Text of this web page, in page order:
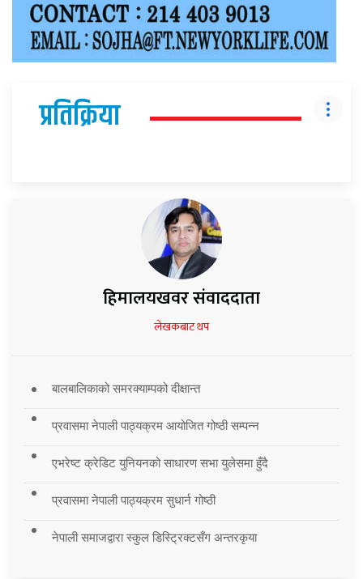
प्रतिक्रिया
हिमालयखवर संवाददाता
लेखकबाट थप
बालबालिकाको समरक्याम्पको दीक्षान्त
प्रवासमा नेपाली पाठ्यक्रम आयोजित गोष्ठी सम्पन्न
एभरेष्ट क्रेडिट युनियनको साधारण सभा युलेसमा हुँदै
प्रवासमा नेपाली पाठ्यक्रम सुधार्न गोष्ठी
नेपाली समाजद्वारा स्कुल डिस्ट्रिक्टसँग अन्तरकृया